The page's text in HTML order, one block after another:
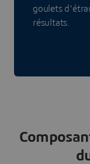
goulets
résultats.